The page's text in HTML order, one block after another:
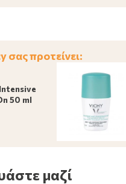
σας προτείνει:
50 ml
μαζί